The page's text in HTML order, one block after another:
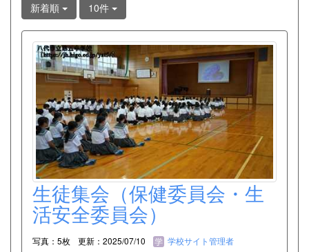
新着順 10件
生徒集会（保健委員会・生
活安全委員会）
写真：5枚 更新：2025/07/10 学校サイト管理者